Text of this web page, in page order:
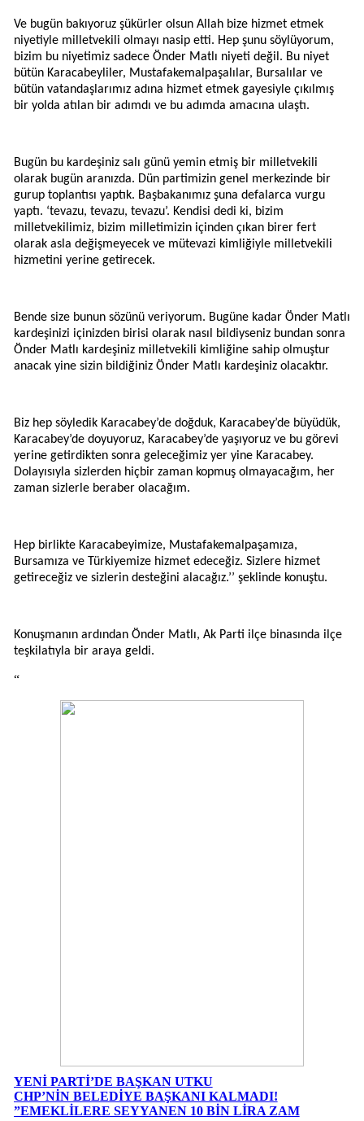
Ve bugün bakıyoruz şükürler olsun Allah bize hizmet etmek
niyetiyle milletvekili olmayı nasip etti. Hep şunu söylüyorum,
bizim bu niyetimiz sadece Önder Matlı niyeti değil. Bu niyet
bütün Karacabeyliler, Mustafakemalpaşalılar, Bursalılar ve
bütün vatandaşlarımız adına hizmet etmek gayesiyle çıkılmış
bir yolda atılan bir adımdı ve bu adımda amacına ulaştı.
Bugün bu kardeşiniz salı günü yemin etmiş bir milletvekili
olarak bugün aranızda. Dün partimizin genel merkezinde bir
gurup toplantısı yaptık. Başbakanımız şuna defalarca vurgu
yaptı. ‘tevazu, tevazu, tevazu’. Kendisi dedi ki, bizim
milletvekilimiz, bizim milletimizin içinden çıkan birer fert
olarak asla değişmeyecek ve mütevazi kimliğiyle milletvekili
hizmetini yerine getirecek.
Bende size bunun sözünü veriyorum. Bugüne kadar Önder Matlı
kardeşinizi içinizden birisi olarak nasıl bildiyseniz bundan sonra
Önder Matlı kardeşiniz milletvekili kimliğine sahip olmuştur
anacak yine sizin bildiğiniz Önder Matlı kardeşiniz olacaktır.
Biz hep söyledik Karacabey’de doğduk, Karacabey’de büyüdük,
Karacabey’de doyuyoruz, Karacabey’de yaşıyoruz ve bu görevi
yerine getirdikten sonra geleceğimiz yer yine Karacabey.
Dolayısıyla sizlerden hiçbir zaman kopmuş olmayacağım, her
zaman sizlerle beraber olacağım.
Hep birlikte Karacabeyimize, Mustafakemalpaşamıza,
Bursamıza ve Türkiyemize hizmet edeceğiz. Sizlere hizmet
getireceğiz ve sizlerin desteğini alacağız.’’ şeklinde konuştu.
Konuşmanın ardından Önder Matlı, Ak Parti ilçe binasında ilçe
teşkilatıyla bir araya geldi.
“
YENİ PARTİ’DE BAŞKAN UTKU
CHP’NİN BELEDİYE BAŞKANI KALMADI!
”EMEKLİLERE SEYYANEN 10 BİN LİRA ZAM